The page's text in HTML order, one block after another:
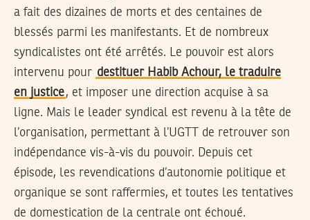
a fait des dizaines de morts et des centaines de
blessés parmi les manifestants. Et de nombreux
syndicalistes ont été arrêtés. Le pouvoir est alors
intervenu pour destituer Habib Achour, le traduire
en justice, et imposer une direction acquise à sa
ligne. Mais le leader syndical est revenu à la tête de
l’organisation, permettant à l’UGTT de retrouver son
indépendance vis-à-vis du pouvoir. Depuis cet
épisode, les revendications d’autonomie politique et
organique se sont raffermies, et toutes les tentatives
de domestication de la centrale ont échoué.